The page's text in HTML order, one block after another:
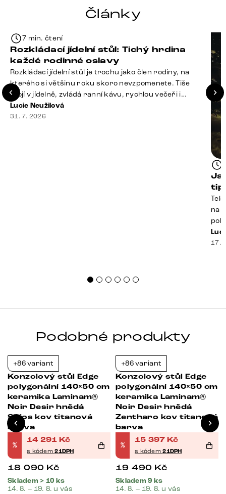
Články
7 min. čtení
Rozkládací jídelní stůl: Tichý hrdina
každé rodinné oslavy
Rozkládací jídelní stůl je trochu jako člen rodiny, na
kterého si většinu roku skoro nevzpomenete. Tiše
stojí v jídelně, zvládá ranní kávu, rychlou večeři i
hromadu dopisů, které je potřeba „někdy vyřídit“. Pak
ale přijdou Vánoce, narozeniny nebo zpráva: „Stavíme
Lucie Neužilová
31. 7. 2026
na
17.
Podobné produkty
+86 variant
Konzolový stůl Edge
polygonální 140×50 cm
keramika Laminam®
Noir Desir hnědá
Spios kov titanová
barva
%
14 291 Kč
s kódem21DPH
18 090 Kč
Skladem > 10 ks
14. 8. – 19. 8. u vás
+86 variant
Konzolový stůl Edge
polygonální 140×50 cm
keramika Laminam®
Noir Desir hnědá
Zentharo kov titanová
barva
%
15 397 Kč
s kódem21DPH
19 490 Kč
Skladem 9 ks
14. 8. – 19. 8. u vás